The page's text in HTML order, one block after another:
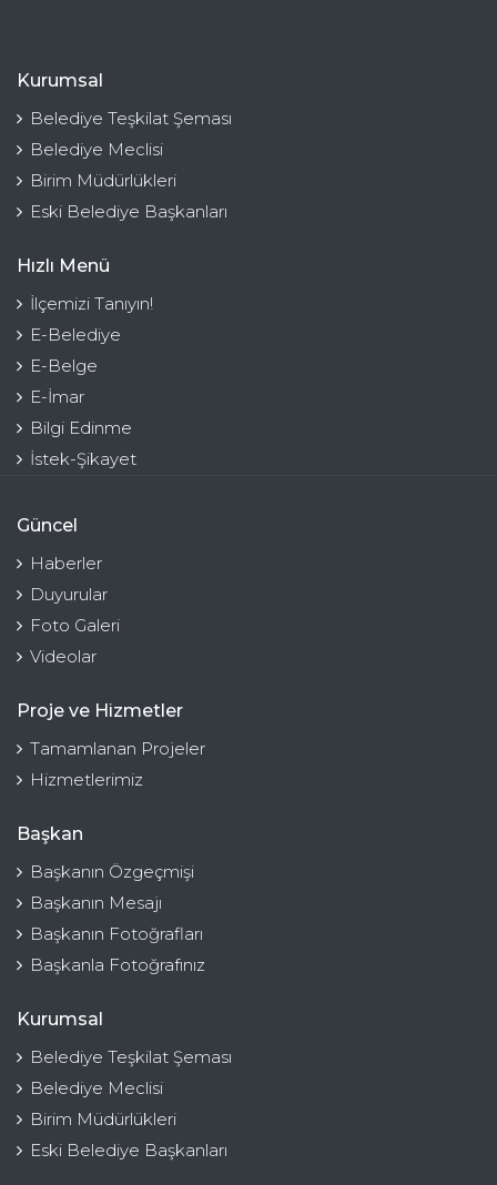
Kurumsal
Belediye Teşkilat Şeması
Belediye Meclisi
Birim Müdürlükleri
Eski Belediye Başkanları
Hızlı Menü
İlçemizi Tanıyın!
E-Belediye
E-Belge
E-İmar
Bilgi Edinme
İstek-Şikayet
Güncel
Haberler
Duyurular
Foto Galeri
Videolar
Proje ve Hizmetler
Tamamlanan Projeler
Hizmetlerimiz
Başkan
Başkanın Özgeçmişi
Başkanın Mesajı
Başkanın Fotoğrafları
Başkanla Fotoğrafınız
Kurumsal
Belediye Teşkilat Şeması
Belediye Meclisi
Birim Müdürlükleri
Eski Belediye Başkanları